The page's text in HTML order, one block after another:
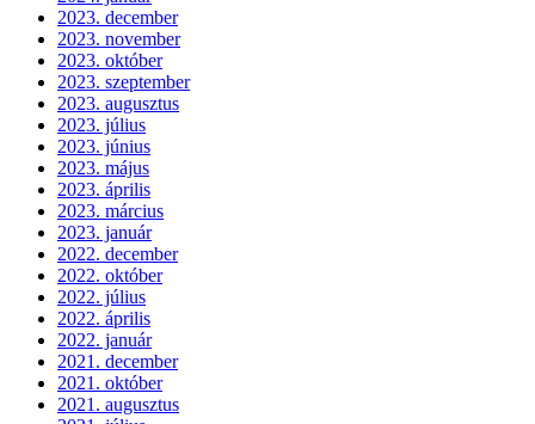
2023. december
2023. november
2023. október
2023. szeptember
2023. augusztus
2023. július
2023. június
2023. május
2023. április
2023. március
2023. január
2022. december
2022. október
2022. július
2022. április
2022. január
2021. december
2021. október
2021. augusztus